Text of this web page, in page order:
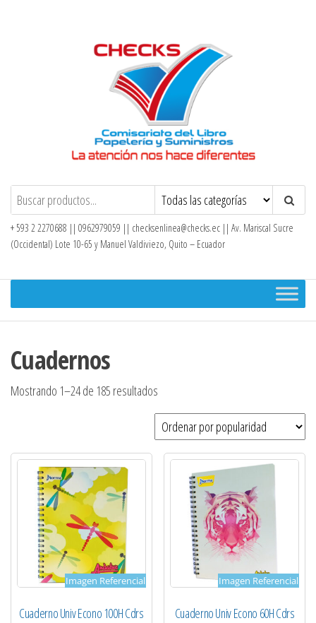
Checks – Tienda en Línea
+ 593 2 2270688 || 0962979059 || checksenlinea@checks.ec || Av. Mariscal Sucre
(Occidental) Lote 10-65 y Manuel Valdiviezo, Quito – Ecuador
Cuadernos
Mostrando 1–24 de 185 resultados
por
popularidad
Imagen Referencial
Cuaderno Univ Econo 100H Cdrs
Imagen Referencial
Cuaderno Univ Econo 60H Cdrs